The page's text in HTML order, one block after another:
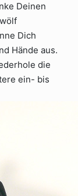
Deinen
Dich
Hände aus.
die
ein- bis